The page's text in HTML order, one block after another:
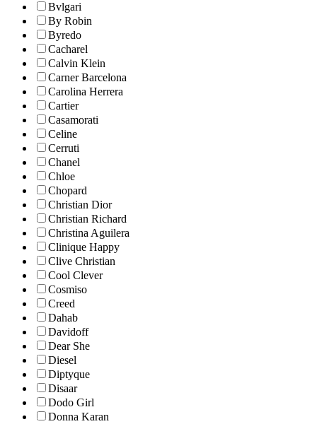
Bvlgari
By Robin
Byredo
Cacharel
Calvin Klein
Carner Barcelona
Carolina Herrera
Cartier
Casamorati
Celine
Cerruti
Chanel
Chloe
Chopard
Christian Dior
Christian Richard
Christina Aguilera
Clinique Happy
Clive Christian
Cool Clever
Cosmiso
Creed
Dahab
Davidoff
Dear She
Diesel
Diptyque
Disaar
Dodo Girl
Donna Karan